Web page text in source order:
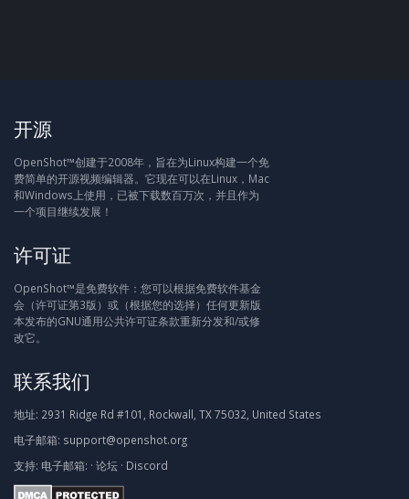
开源
OpenShot™创建于2008年，旨在为Linux构建一个免
费简单的开源视频编辑器。它现在可以在Linux，Mac
和Windows上使用，已被下载数百万次，并且作为
一个项目继续发展！
许可证
OpenShot™是免费软件：您可以根据免费软件基金
会（许可证第3版）或（根据您的选择）任何更新版
本发布的GNU通用公共许可证条款重新分发和/或修
改它。
联系我们
地址: 2931 Ridge Rd #101, Rockwall, TX 75032, United States
电子邮箱: support@openshot.org
支持: 电子邮箱: · 论坛 · Discord